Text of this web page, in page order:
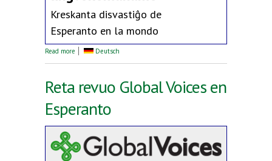
Kreskanta disvastiĝo de
Esperanto en la mondo
Read more about Deklaro de Germana Esperanto-Asocio
Deutsch
Reta revuo Global Voices en
Esperanto